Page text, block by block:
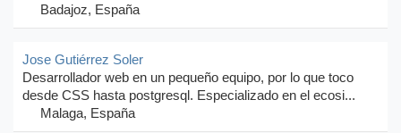
Badajoz, España
Jose Gutiérrez Soler
Desarrollador web en un pequeño equipo, por lo que toco
desde CSS hasta postgresql. Especializado en el ecosi...
Malaga, España